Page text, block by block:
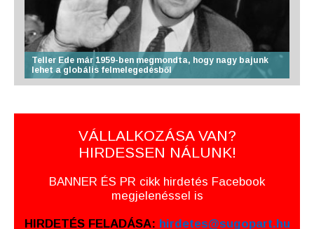
Teller Ede már 1959-ben megmondta, hogy nagy bajunk
lehet a globális felmelegedésből
VÁLLALKOZÁSA VAN?
HIRDESSEN NÁLUNK!
BANNER ÉS PR cikk hirdetés Facebook
megjelenéssel is
HIRDETÉS FELADÁSA: hirdetes@sugopart.hu